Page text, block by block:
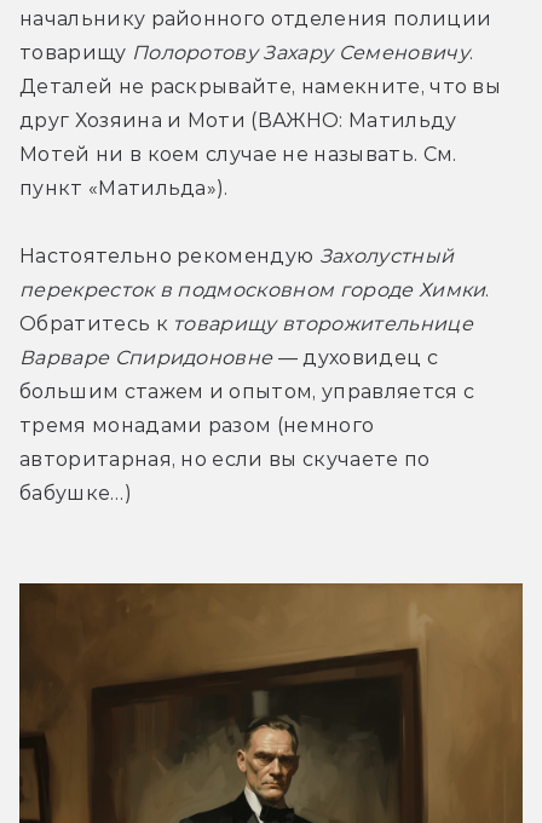
начальнику районного отделения полиции
товарищу Полоротову Захару Семеновичу.
Деталей не раскрывайте, намекните, что вы
друг Хозяина и Моти (ВАЖНО: Матильду
Мотей ни в коем случае не называть. См.
пункт «Матильда»).
Настоятельно рекомендую Захолустный
перекресток в подмосковном городе Химки.
Обратитесь к товарищу второжительнице
Варваре Спиридоновне — духовидец с
большим стажем и опытом, управляется с
тремя монадами разом (немного
авторитарная, но если вы скучаете по
бабушке…)